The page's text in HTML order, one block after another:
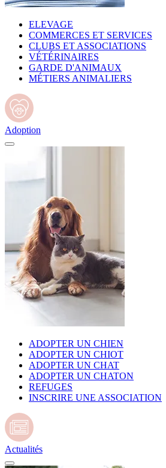
ELEVAGE
COMMERCES ET SERVICES
CLUBS ET ASSOCIATIONS
VÉTÉRINAIRES
GARDE D'ANIMAUX
MÉTIERS ANIMALIERS
Adoption
ADOPTER UN CHIEN
ADOPTER UN CHIOT
ADOPTER UN CHAT
ADOPTER UN CHATON
REFUGES
INSCRIRE UNE ASSOCIATION
Actualités